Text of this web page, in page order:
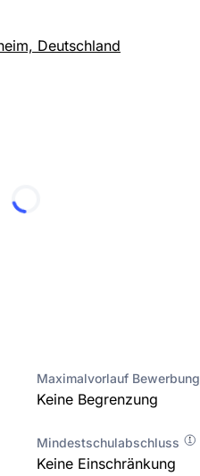
Deutschland
Maximalvorlauf Bewerbung
Keine Begrenzung
Mindestschulabschluss
Keine Einschränkung